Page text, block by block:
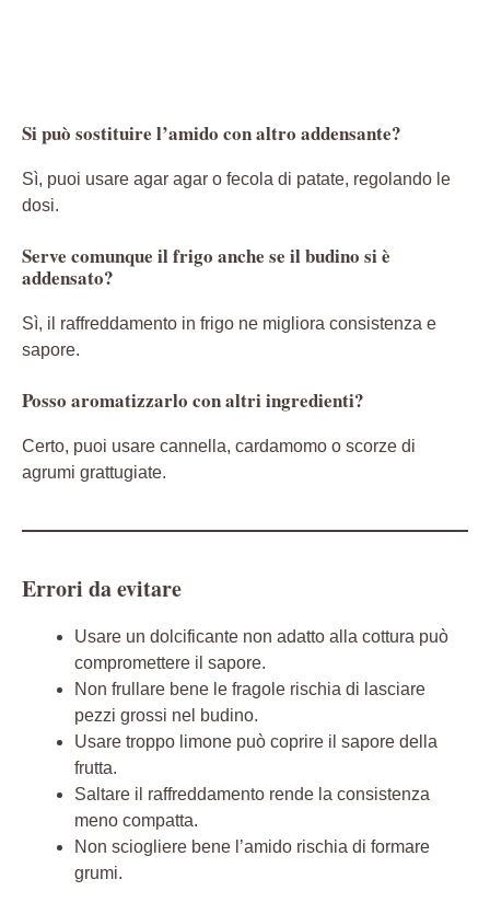
Si può sostituire l’amido con altro addensante?
Sì, puoi usare agar agar o fecola di patate, regolando le
dosi.
Serve comunque il frigo anche se il budino si è
addensato?
Sì, il raffreddamento in frigo ne migliora consistenza e
sapore.
Posso aromatizzarlo con altri ingredienti?
Certo, puoi usare cannella, cardamomo o scorze di
agrumi grattugiate.
Errori da evitare
Usare un dolcificante non adatto alla cottura può
compromettere il sapore.
Non frullare bene le fragole rischia di lasciare
pezzi grossi nel budino.
Usare troppo limone può coprire il sapore della
frutta.
Saltare il raffreddamento rende la consistenza
meno compatta.
Non sciogliere bene l’amido rischia di formare
grumi.